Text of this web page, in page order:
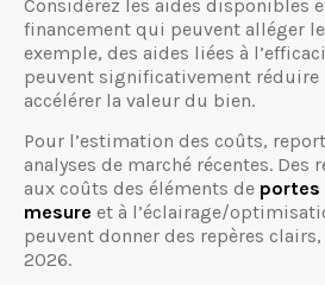
Considérez les aides disponibles
financement qui peuvent alléger
exemple, des aides liées à
peuvent significativement réduire
accélérer la valeur du bien.
Pour l’estimation des coûts,
analyses de marché récentes. Des
aux coûts des éléments de portes
mesure et à l’éclairage/
peuvent donner des repères
2026.